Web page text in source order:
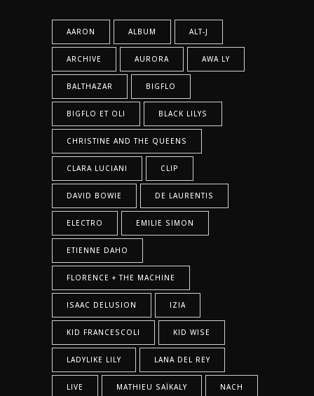
AARON ALBUM ALT-J
ARCHIVE AURORA AWA LY
BALTHAZAR BIGFLO
BIGFLO ET OLI BLACK LILYS
CHRISTINE AND THE QUEENS
CLARA LUCIANI CLIP
DAVID BOWIE DE LAURENTIS
ELECTRO EMILIE SIMON
ETIENNE DAHO
FLORENCE + THE MACHINE
ISAAC DELUSION IZIA
KID FRANCESCOLI KID WISE
LADYLIKE LILY LANA DEL REY
LIVE MATHIEU SAÏKALY NACH